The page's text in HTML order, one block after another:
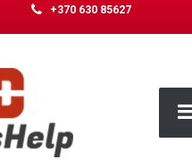
+370 630 85627